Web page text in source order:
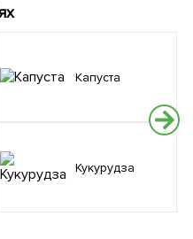
Капуста
Кукурудза